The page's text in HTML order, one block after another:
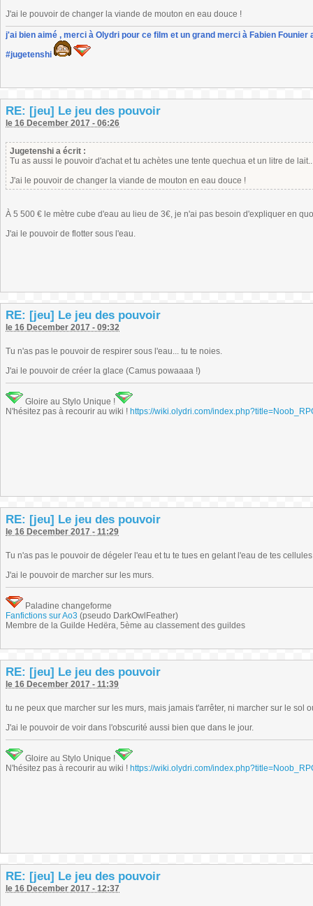
J'ai le pouvoir de changer la viande de mouton en eau douce !
j'ai bien aimé , merci à Olydri pour ce film et un grand merci à Fabien
#jugetenshi
RE: [jeu] Le jeu des pouvoir
le 16 December 2017 - 06:26
Jugetenshi a écrit :
Tu as aussi le pouvoir d'achat et tu achètes une tente quechua et un litre de
J'ai le pouvoir de changer la viande de mouton en eau douce !
À 5 500 € le mètre cube d'eau au lieu de 3€, je n'ai pas besoin d'expliquer en
J'ai le pouvoir de flotter sous l'eau.
RE: [jeu] Le jeu des pouvoir
le 16 December 2017 - 09:32
Tu n'as pas le pouvoir de respirer sous l'eau... tu te noies.
J'ai le pouvoir de créer la glace (Camus powaaaa !)
Gloire au Stylo Unique !
N'hésitez pas à recourir au wiki ! https://wiki.olydri.com/
RE: [jeu] Le jeu des pouvoir
le 16 December 2017 - 11:29
Tu n'as pas le pouvoir de dégeler l'eau et tu te tues en gelant l'eau de tes
J'ai le pouvoir de marcher sur les murs.
Paladine changeforme
Fanfictions sur Ao3 (pseudo DarkOwlFeather)
Membre de la Guilde Hedëra, 5ème au classement des guildes
RE: [jeu] Le jeu des pouvoir
le 16 December 2017 - 11:39
tu ne peux que marcher sur les murs, mais jamais t'arrêter, ni marcher sur le sol
J'ai le pouvoir de voir dans l'obscurité aussi bien que dans le jour.
Gloire au Stylo Unique !
N'hésitez pas à recourir au wiki ! https://wiki.olydri.com/
RE: [jeu] Le jeu des pouvoir
le 16 December 2017 - 12:37